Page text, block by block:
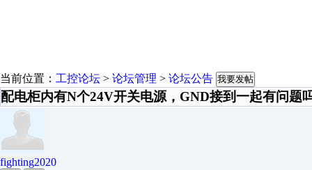
当前位置： 工控论坛 > 论坛管理 > 论坛公告 我要发帖
配电柜内有N个24V开关电源，GND接到一起有问题
fighting2020